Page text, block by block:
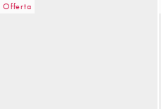
Offerta